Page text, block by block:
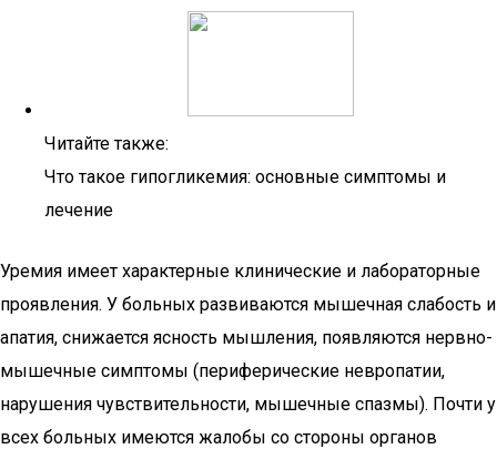
Читайте также:
Что такое гипогликемия: основные симптомы и
лечение
Уремия имеет характерные клинические и лабораторные
проявления. У больных развиваются мышечная слабость и
апатия, снижается ясность мышления, появляются нервно-
мышечные симптомы (периферические невропатии,
нарушения чувствительности, мышечные спазмы). Почти у
всех больных имеются жалобы со стороны органов